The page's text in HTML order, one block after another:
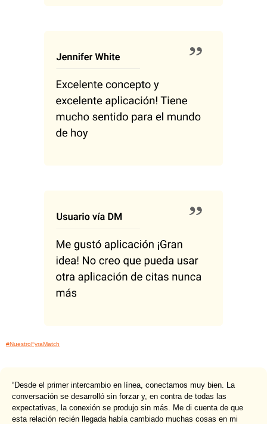
#NuestroFyraMatch
“Desde el primer intercambio en línea, conectamos muy bien. La
conversación se desarrolló sin forzar y, en contra de todas las
expectativas, la conexión se produjo sin más. Me di cuenta de que
esta relación recién llegada había cambiado muchas cosas en mi